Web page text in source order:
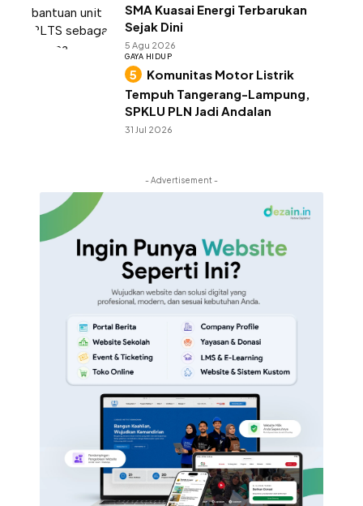
SMA Kuasai Energi Terbarukan
Sejak Dini
5 Agu 2026
GAYA HIDUP
Komunitas Motor Listrik
Tempuh Tangerang-Lampung,
SPKLU PLN Jadi Andalan
31 Jul 2026
- Advertisement -